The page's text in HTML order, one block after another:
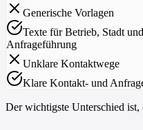
Generische Vorlagen
Texte für Betrieb, Stadt
Anfrageführung
Unklare Kontaktwege
Klare Kontakt- und
Der wichtigste Unterschied ist,